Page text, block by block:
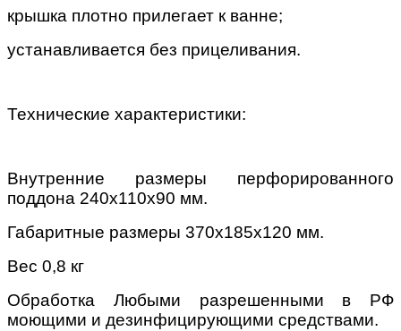
крышка плотно прилегает к ванне;
устанавливается без прицеливания.
Технические характеристики:
Внутренние размеры перфорированного
поддона 240х110х90 мм.
Габаритные размеры 370х185х120 мм.
Вес 0,8 кг
Обработка Любыми разрешенными в РФ
моющими и дезинфицирующими средствами.